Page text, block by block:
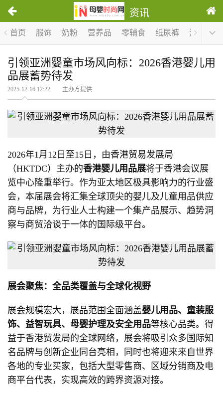
资讯
首页 服饰 奶粉 营养品 零辅食 纸尿裤 洗护
引领亚洲婴童市场风向标：2026香港婴儿用
品展蓄势待发
2025-12-16 12:22 主办方提供
2026年1月12日至15日，由香港贸易发展局
（HKTDC）主办的香港婴儿用品展将于香港会议展
览中心隆重举行。作为亚太地区极具影响力的行业盛
会，本届展会将汇集全球顶尖的婴儿及儿童用品供应
商与品牌，为行业人士构建一个集产品展示、趋势洞
察与商贸洽谈于一体的国际级平台。
展会聚焦：全品类覆盖与全球化视野
展会规模宏大，展品范围全面涵盖婴儿用品、童装服
饰、益智玩具、母婴护理及安全用品等核心品类。得
益于香港贸发局的全球网络，展会将吸引众多国际知
名品牌与创新企业同台亮相，同时也将迎来来自世界
各地的专业买家，包括大型零售商、区域分销商及电
商平台代表，实现高效的跨界资源对接。